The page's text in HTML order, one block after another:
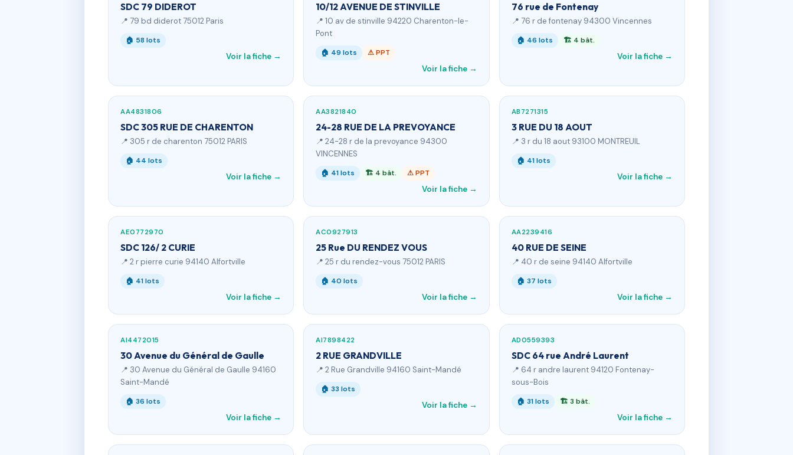
SDC 79 DIDEROT
📍 79 bd diderot 75012 Paris
🏠 58 lots
Voir la fiche →
10/12 AVENUE DE STINVILLE
📍 10 av de stinville 94220 Charenton-le-
Pont
🏠 49 lots ⚠ PPT
Voir la fiche →
76 rue de Fontenay
📍 76 r de fontenay 94300 Vincennes
🏠 46 lots 🏗 4 bât.
Voir la fiche →
AA4831806
SDC 305 RUE DE CHARENTON
📍 305 r de charenton 75012 PARIS
🏠 44 lots
Voir la fiche →
AA3821840
24-28 RUE DE LA PREVOYANCE
📍 24-28 r de la prevoyance 94300
VINCENNES
🏠 41 lots 🏗 4 bât. ⚠ PPT
Voir la fiche →
AB7271315
3 RUE DU 18 AOUT
📍 3 r du 18 aout 93100 MONTREUIL
🏠 41 lots
Voir la fiche →
AE0772970
SDC 126/ 2 CURIE
📍 2 r pierre curie 94140 Alfortville
🏠 41 lots
Voir la fiche →
AC0927913
25 Rue DU RENDEZ VOUS
📍 25 r du rendez-vous 75012 PARIS
🏠 40 lots
Voir la fiche →
AA2239416
40 RUE DE SEINE
📍 40 r de seine 94140 Alfortville
🏠 37 lots
Voir la fiche →
AI4472015
30 Avenue du Général de Gaulle
📍 30 Avenue du Général de Gaulle 94160
Saint-Mandé
🏠 36 lots
Voir la fiche →
AI7898422
2 RUE GRANDVILLE
📍 2 Rue Grandville 94160 Saint-Mandé
🏠 33 lots
Voir la fiche →
AD0559393
SDC 64 rue André Laurent
📍 64 r andre laurent 94120 Fontenay-
sous-Bois
🏠 31 lots 🏗 3 bât.
Voir la fiche →